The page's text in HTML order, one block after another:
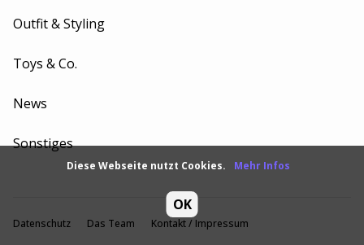
Outfit & Styling
Toys & Co.
News
Sonstiges
Datenschutz Das Team Kontakt / Impressum
Diese Webseite nutzt Cookies. Mehr Infos
OK